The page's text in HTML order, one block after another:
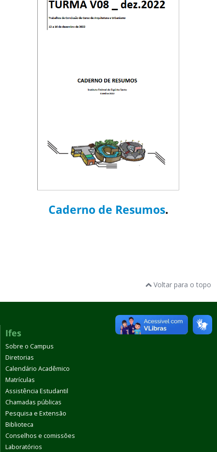
Caderno de Resumos.
Voltar para o topo
Ifes
Sobre o Campus
Diretorias
Calendário Acadêmico
Matrículas
Assistência Estudantil
Chamadas públicas
Pesquisa e Extensão
Biblioteca
Conselhos e comissões
Laboratórios